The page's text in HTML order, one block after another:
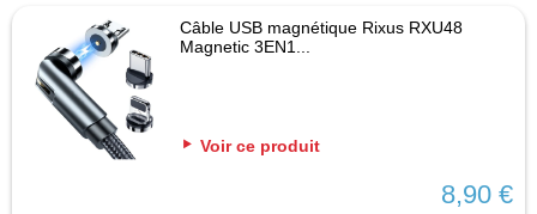
Câble USB magnétique Rixus RXU48
Magnetic 3EN1...
Voir ce produit
8,90 €